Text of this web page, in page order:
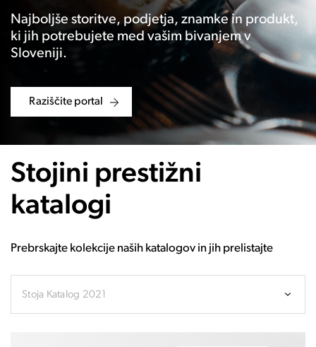
Najboljše storitve, podjetja, znamke in produkt,
ki jih potrebujete med vašim bivanjem v
Sloveniji.
Raziščite portal
Stojini prestižni
katalogi
Prebrskajte kolekcije naših katalogov in jih prelistajte
Stoja Katalog 2021